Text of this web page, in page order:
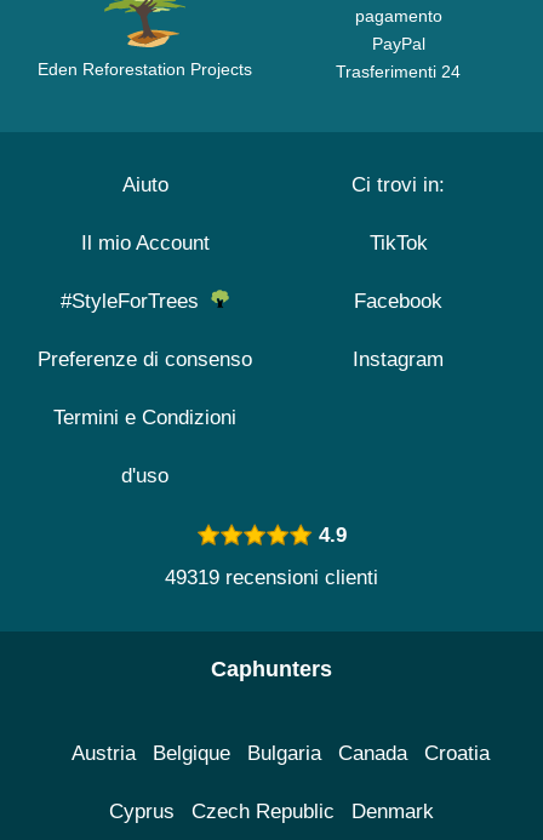
Eden Reforestation Projects
pagamento
PayPal
Trasferimenti 24
Aiuto
Il mio Account
#StyleForTrees
Preferenze di consenso
Termini e Condizioni
d'uso
Ci trovi in:
TikTok
Facebook
Instagram
4.9
49319 recensioni clienti
Caphunters
Austria Belgique Bulgaria Canada Croatia
Cyprus Czech Republic Denmark